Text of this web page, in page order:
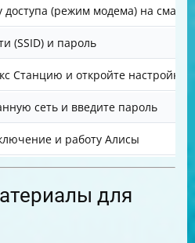
доступа (режим модема) на
(SSID) и пароль
Станцию и откройте настройки
сеть и введите пароль
и работу Алисы
для